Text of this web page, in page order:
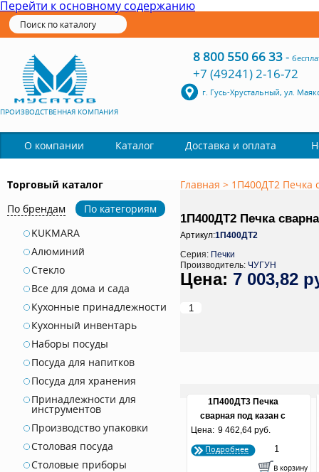
Перейти к основному содержанию
ПРОИЗВОДСТВЕННАЯ КОМПАНИЯ
8 800 550 66 33-
+7 (49241) 2-16-72
г. Гусь-Хрустальный, ул.
О компании Каталог Доставка и оплата
Торговый каталог
По брендам
По категориям
KUKMARA
Алюминий
Стекло
Все для дома и сада
Кухонные принадлежности
Кухонный инвентарь
Наборы посуды
Посуда для напитков
Посуда для хранения
Принадлежности для
инструментов
Производство упаковки
Столовая посуда
Столовые приборы
Главная > 1П400ДТ2 Печка
1П400ДТ2 Печка
Артикул:1П400ДТ2
Серия: Печки
Производитель: ЧУГУН
7 003,82
1П400ДТ3 Печка
сварная под казан с
дверкой и трубой Д-400
3 мм
Цена: 9 462,64 руб.
Подробнее